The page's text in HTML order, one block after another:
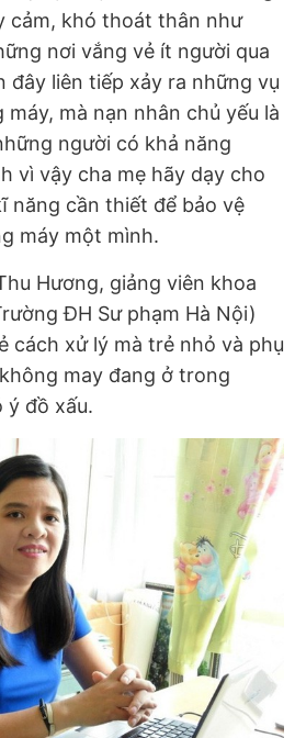
cảm, khó thoát thân như
nơi vắng vẻ ít người qua
đây liên tiếp xảy ra những vụ
mà nạn nhân chủ yếu là
người có khả năng
vì vậy cha mẹ hãy dạy cho
năng cần thiết để bảo vệ
máy một mình.
Hương, giảng viên khoa
ĐH Sư phạm Hà Nội)
cách xử lý mà trẻ nhỏ và phụ
may đang ở trong
ý đồ xấu.